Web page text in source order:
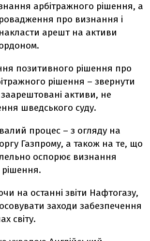
арбітражного рішення, а
про визнання і
арешт на активи
позитивного рішення про
рішення – звернути
активи, не
шведського суду.
процес – з огляду на
Газпрому, а також на те, що
оспорює визнання
рішення.
на останні звіти Нафтогазу,
заходи забезпечення
світу.